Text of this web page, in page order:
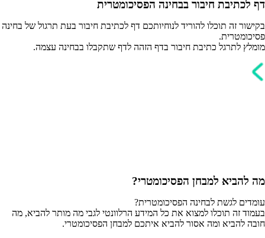
דף לכתיבת חיבור בבחינה הפסיכומטרית
בקישור זה תוכלו להוריד לנוחיותכם דף לכתיבת חיבור בעת תרגול של בחינה
פסיכומטרית.
מומלץ לתרגל כתיבת חיבור בדף הזהה לדף שתקבלו בבחינה עצמה.
מה להביא למבחן הפסיכומטרי?
עומדים לגשת לבחינה הפסיכומטרית?
בעמוד זה תוכלו למצוא את כל המידע הרלוונטי לגבי מה מותר להביא, מה
חובה להביא ומה אסור להביא איתכם למבחן הפסיכומטרי.